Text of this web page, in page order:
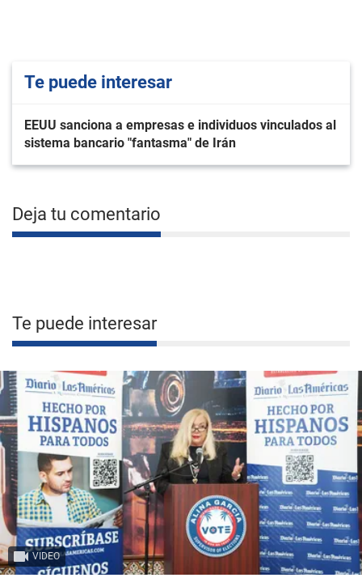
Te puede interesar
EEUU sanciona a empresas e individuos vinculados al
sistema bancario "fantasma" de Irán
Deja tu comentario
Te puede interesar
VIDEO